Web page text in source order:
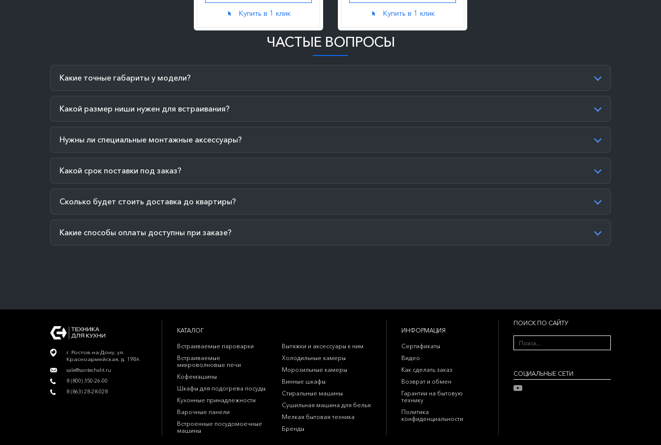
Купить в 1 клик Купить в 1 клик
ЧАСТЫЕ ВОПРОСЫ
Какие точные габариты у модели?
Какой размер ниши нужен для встраивания?
Нужны ли специальные монтажные аксессуары?
Какой срок поставки под заказ?
Сколько будет стоить доставка до квартиры?
Какие способы оплаты доступны при заказе?
г. Ростов-на-Дону, ул.
Красноармейская, д. 198А
sale@santechelit.ru
8 (800) 350-26-00
8 (863) 28-28-028
КАТАЛОГ
Встраиваемые пароварки
Встраиваемые
микроволновые печи
Кофемашины
Шкафы для подогрева посуды
Кухонные принадлежности
Варочные панели
Встроенные посудомоечные
машины
Вытяжки и аксессуары к ним
Холодильные камеры
Морозильные камеры
Винные шкафы
Стиральные машины
Сушильная машина для белья
Мелкая бытовая техника
Бренды
ИНФОРМАЦИЯ
Сертификаты
Видео
Как сделать заказ
Возврат и обмен
Гарантии на бытовую
технику
Политика
конфиденциальности
ПОИСК ПО САЙТУ
CОЦИАЛЬНЫЕ СЕТИ